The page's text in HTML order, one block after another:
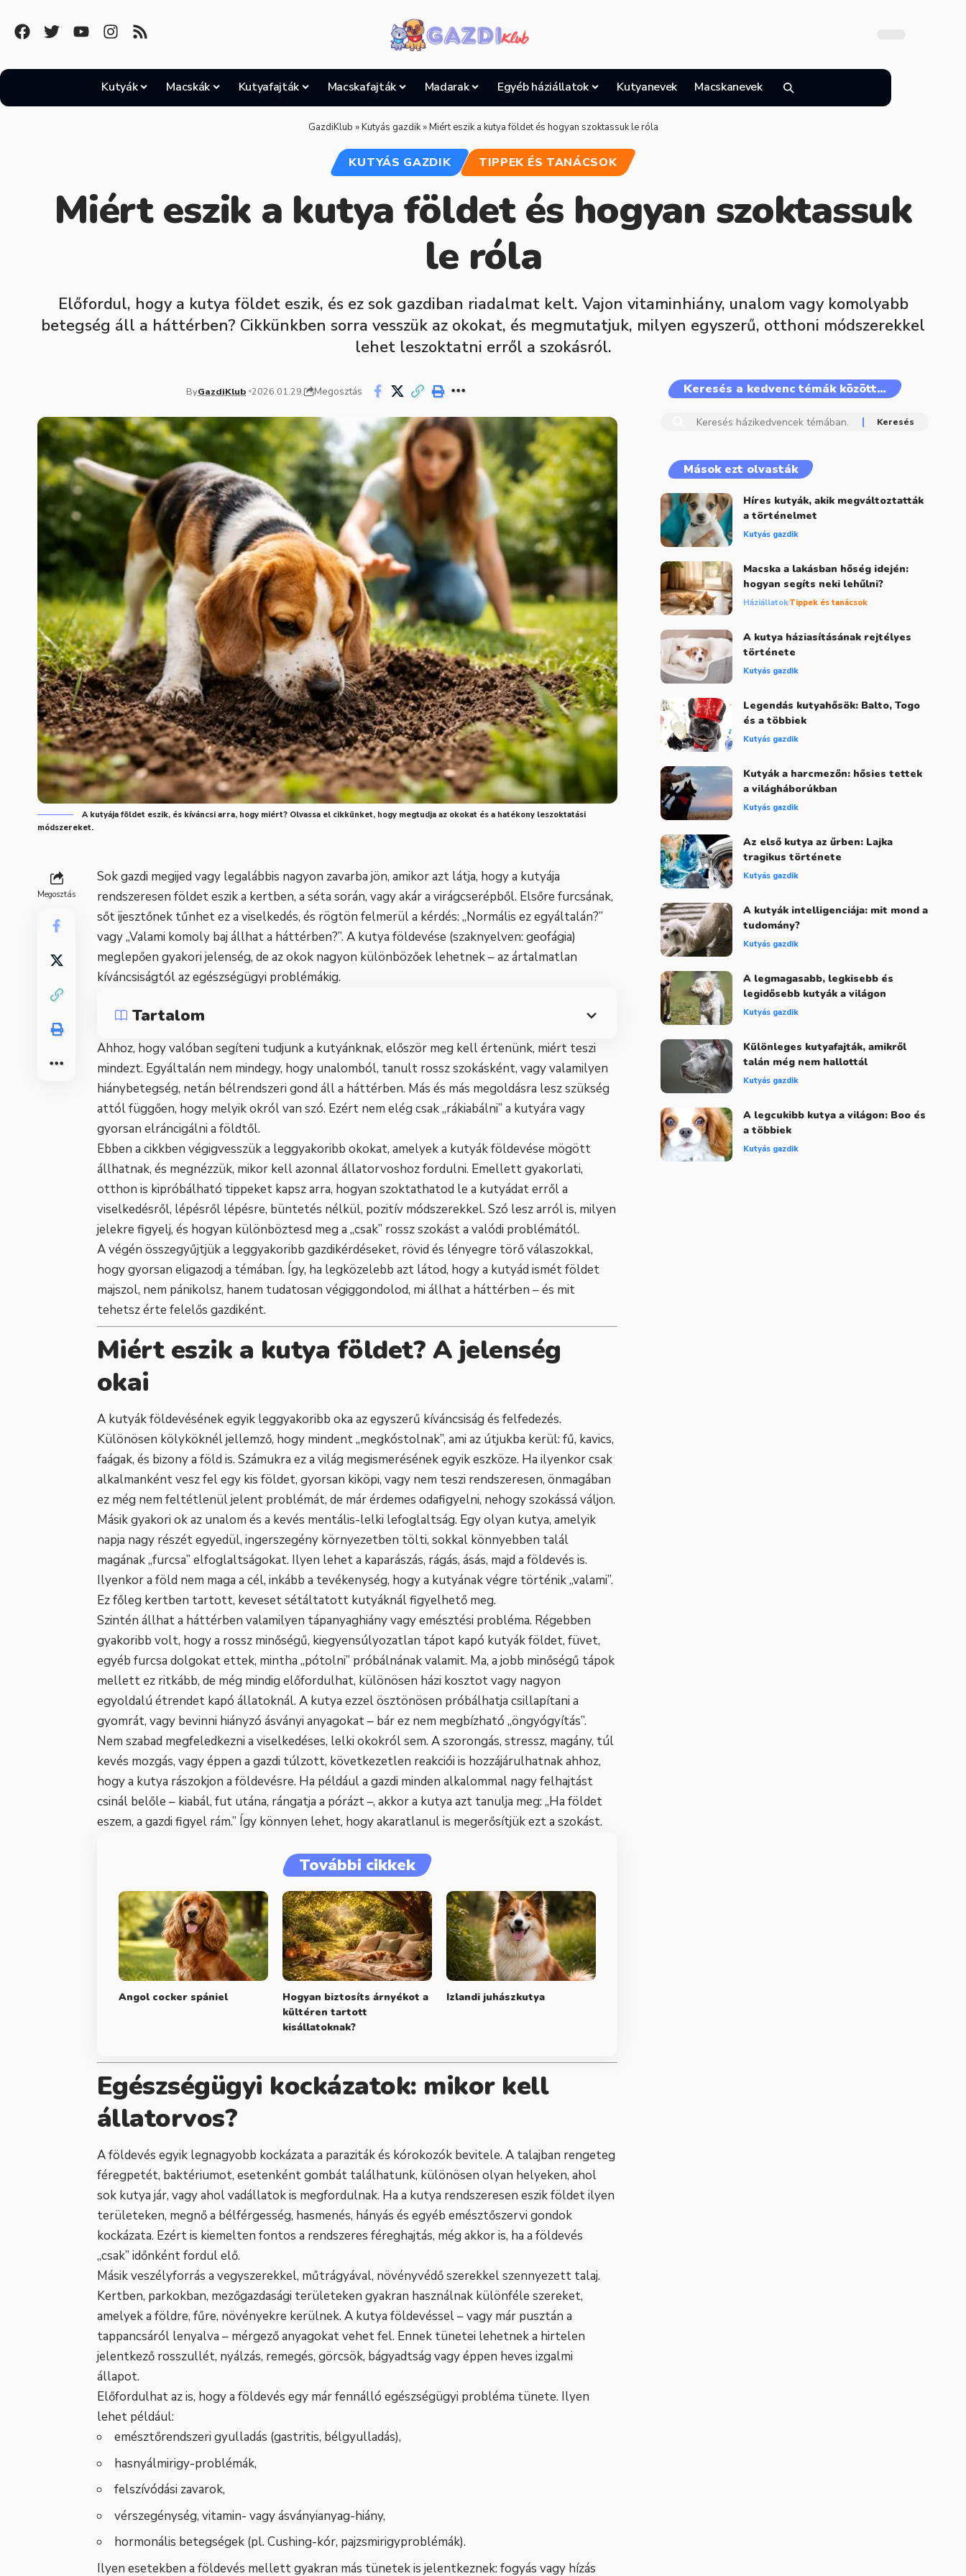
Kutyák Macskák Kutyafajták Macskafajták Madarak Egyéb háziállatok Kutyanevek Macskanevek
GazdiKlub »Kutyás gazdik»Miért eszik a kutya földet és hogyan szoktassuk le róla
KUTYÁS GAZDIK TIPPEK ÉS TANÁCSOK
Miért eszik a kutya földet és hogyan szoktassuk
le róla
Előfordul, hogy a kutya földet eszik, és ez sok gazdiban riadalmat kelt. Vajon vitaminhiány, unalom vagy komolyabb
betegség áll a háttérben? Cikkünkben sorra vesszük az okokat, és megmutatjuk, milyen egyszerű, otthoni módszerekkel
lehet leszoktatni erről a szokásról.
ByGazdiKlub 2026.01.29. Megosztás
A kutyája földet eszik, és kíváncsi arra, hogy miért? Olvassa el cikkünket, hogy megtudja az okokat és a hatékony leszoktatási
módszereket.
Megosztás
Sok gazdi megijed vagy legalábbis nagyon zavarba jön, amikor azt látja, hogy a kutyája
rendszeresen földet eszik a kertben, a séta során, vagy akár a virágcserépből. Elsőre furcsának,
sőt ijesztőnek tűnhet ez a viselkedés, és rögtön felmerül a kérdés: „Normális ez egyáltalán?”
vagy „Valami komoly baj állhat a háttérben?”. A kutya földevése (szaknyelven: geofágia)
meglepően gyakori jelenség, de az okok nagyon különbözőek lehetnek – az ártalmatlan
kíváncsiságtól az egészségügyi problémákig.
Tartalom
Ahhoz, hogy valóban segíteni tudjunk a kutyánknak, először meg kell értenünk, miért teszi
mindezt. Egyáltalán nem mindegy, hogy unalomból, tanult rossz szokásként, vagy valamilyen
hiánybetegség, netán bélrendszeri gond áll a háttérben. Más és más megoldásra lesz szükség
attól függően, hogy melyik okról van szó. Ezért nem elég csak „rákiabálni” a kutyára vagy
gyorsan elráncigálni a földtől.
Ebben a cikkben végigvesszük a leggyakoribb okokat, amelyek a kutyák földevése mögött
állhatnak, és megnézzük, mikor kell azonnal állatorvoshoz fordulni. Emellett gyakorlati,
otthon is kipróbálható tippeket kapsz arra, hogyan szoktathatod le a kutyádat erről a
viselkedésről, lépésről lépésre, büntetés nélkül, pozitív módszerekkel. Szó lesz arról is, milyen
jelekre figyelj, és hogyan különböztesd meg a „csak” rossz szokást a valódi problémától.
A végén összegyűjtjük a leggyakoribb gazdikérdéseket, rövid és lényegre törő válaszokkal,
hogy gyorsan eligazodj a témában. Így, ha legközelebb azt látod, hogy a kutyád ismét földet
majszol, nem pánikolsz, hanem tudatosan végiggondolod, mi állhat a háttérben – és mit
tehetsz érte felelős gazdiként.
Miért eszik a kutya földet? A jelenség
okai
A kutyák földevésének egyik leggyakoribb oka az egyszerű kíváncsiság és felfedezés.
Különösen kölyköknél jellemző, hogy mindent „megkóstolnak”, ami az útjukba kerül: fű, kavics,
faágak, és bizony a föld is. Számukra ez a világ megismerésének egyik eszköze. Ha ilyenkor csak
alkalmanként vesz fel egy kis földet, gyorsan kiköpi, vagy nem teszi rendszeresen, önmagában
ez még nem feltétlenül jelent problémát, de már érdemes odafigyelni, nehogy szokássá váljon.
Másik gyakori ok az unalom és a kevés mentális-lelki lefoglaltság. Egy olyan kutya, amelyik
napja nagy részét egyedül, ingerszegény környezetben tölti, sokkal könnyebben talál
magának „furcsa” elfoglaltságokat. Ilyen lehet a kaparászás, rágás, ásás, majd a földevés is.
Ilyenkor a föld nem maga a cél, inkább a tevékenység, hogy a kutyának végre történik „valami”.
Ez főleg kertben tartott, keveset sétáltatott kutyáknál figyelhető meg.
Szintén állhat a háttérben valamilyen tápanyaghiány vagy emésztési probléma. Régebben
gyakoribb volt, hogy a rossz minőségű, kiegyensúlyozatlan tápot kapó kutyák földet, füvet,
egyéb furcsa dolgokat ettek, mintha „pótolni” próbálnának valamit. Ma, a jobb minőségű tápok
mellett ez ritkább, de még mindig előfordulhat, különösen házi kosztot vagy nagyon
egyoldalú étrendet kapó állatoknál. A kutya ezzel ösztönösen próbálhatja csillapítani a
gyomrát, vagy bevinni hiányzó ásványi anyagokat – bár ez nem megbízható „öngyógyítás”.
Nem szabad megfeledkezni a viselkedéses, lelki okokról sem. A szorongás, stressz, magány, túl
kevés mozgás, vagy éppen a gazdi túlzott, következetlen reakciói is hozzájárulhatnak ahhoz,
hogy a kutya rászokjon a földevésre. Ha például a gazdi minden alkalommal nagy felhajtást
csinál belőle – kiabál, fut utána, rángatja a pórázt –, akkor a kutya azt tanulja meg: „Ha földet
eszem, a gazdi figyel rám.” Így könnyen lehet, hogy akaratlanul is megerősítjük ezt a szokást.
További cikkek
Angol cocker spániel
Hogyan biztosíts árnyékot a
kültéren tartott
kisállatoknak?
Izlandi juhászkutya
Egészségügyi kockázatok: mikor kell
állatorvos?
A földevés egyik legnagyobb kockázata a paraziták és kórokozók bevitele. A talajban rengeteg
féregpetét, baktériumot, esetenként gombát találhatunk, különösen olyan helyeken, ahol
sok kutya jár, vagy ahol vadállatok is megfordulnak. Ha a kutya rendszeresen eszik földet ilyen
területeken, megnő a bélférgesség, hasmenés, hányás és egyéb emésztőszervi gondok
kockázata. Ezért is kiemelten fontos a rendszeres féreghajtás, még akkor is, ha a földevés
„csak” időnként fordul elő.
Másik veszélyforrás a vegyszerekkel, műtrágyával, növényvédő szerekkel szennyezett talaj.
Kertben, parkokban, mezőgazdasági területeken gyakran használnak különféle szereket,
amelyek a földre, fűre, növényekre kerülnek. A kutya földevéssel – vagy már pusztán a
tappancsáról lenyalva – mérgező anyagokat vehet fel. Ennek tünetei lehetnek a hirtelen
jelentkező rosszullét, nyálzás, remegés, görcsök, bágyadtság vagy éppen heves izgalmi
állapot.
Előfordulhat az is, hogy a földevés egy már fennálló egészségügyi probléma tünete. Ilyen
lehet például:
emésztőrendszeri gyulladás (gastritis, bélgyulladás),
hasnyálmirigy-problémák,
felszívódási zavarok,
vérszegénység, vitamin- vagy ásványianyag-hiány,
hormonális betegségek (pl. Cushing-kór, pajzsmirigyproblémák).
Ilyen esetekben a földevés mellett gyakran más tünetek is jelentkeznek: fogyás vagy hízás
Keresés a kedvenc témák között…
Mások ezt olvasták
Híres kutyák, akik megváltoztatták
a történelmet
Kutyás gazdik
Macska a lakásban hőség idején:
hogyan segíts neki lehűlni?
HáziállatokTippek és tanácsok
A kutya háziasításának rejtélyes
története
Kutyás gazdik
Legendás kutyahősök: Balto, Togo
és a többiek
Kutyás gazdik
Kutyák a harcmezőn: hősies tettek
a világháborúkban
Kutyás gazdik
Az első kutya az űrben: Lajka
tragikus története
Kutyás gazdik
A kutyák intelligenciája: mit mond a
tudomány?
Kutyás gazdik
A legmagasabb, legkisebb és
legidősebb kutyák a világon
Kutyás gazdik
Különleges kutyafajták, amikről
talán még nem hallottál
Kutyás gazdik
A legcukibb kutya a világon: Boo és
a többiek
Kutyás gazdik